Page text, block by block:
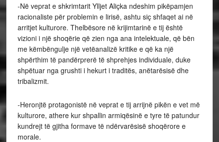
-Në veprat e shkrimtarit Ylljet Aliçka ndeshim pikëpamjen
racionaliste për problemin e lirisë, ashtu siç shfaqet ai në
arritjet kulturore. Thelbësore në krijimtarinë e tij është
vizioni i një shoqërie që zien nga ana intelektuale, që bën
me këmbëngulje një vetëanalizë kritike e që ka një
shpërthim të pandërprerë të shprehjes individuale, duke
shpëtuar nga grushti i hekurt i traditës, anëtarësisë dhe
tribalizmit.
-Heronjtë protagonistë në veprat e tij arrijnë pikën e vet më
kulturore, athere kur shpallin armiqësinë e tyre të patundur
kundrejt të gjitha formave të ndërvarësisë shoqërore e
morale.